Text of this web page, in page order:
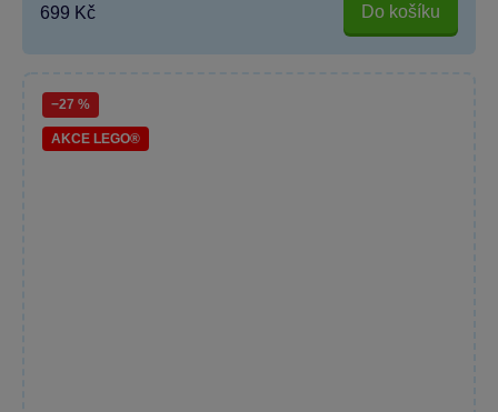
699 Kč Do košíku
−27 %
AKCE LEGO®